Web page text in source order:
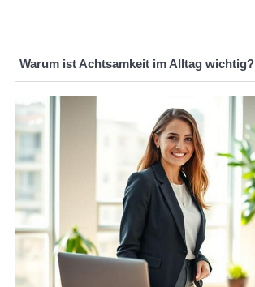
Warum ist Achtsamkeit im Alltag wichtig?